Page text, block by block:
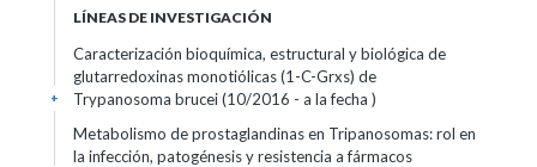
LÍNEAS DE INVESTIGACIÓN
Caracterización bioquímica, estructural y biológica de
glutarredoxinas monotiólicas (1-C-Grxs) de
Trypanosoma brucei (10/2016 - a la fecha )
+
Metabolismo de prostaglandinas en Tripanosomas: rol en
la infección, patogénesis y resistencia a fármacos